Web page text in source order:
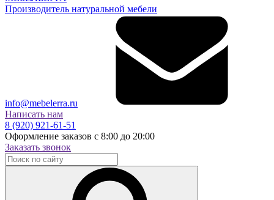
Производитель натуральной мебели
info@mebelerra.ru
Написать нам
8 (920) 921-61-51
Оформление заказов с 8:00 до 20:00
Заказать звонок